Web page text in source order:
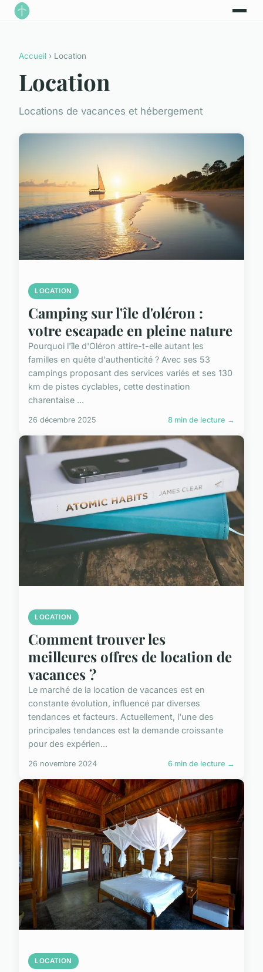
Accueil › Location
Location
Locations de vacances et hébergement
LOCATION
Camping sur l'île d'oléron :
votre escapade en pleine nature
Pourquoi l'île d'Oléron attire-t-elle autant les
familles en quête d'authenticité ? Avec ses 53
campings proposant des services variés et ses 130
km de pistes cyclables, cette destination
charentaise ...
26 décembre 2025 8 min de lecture →
LOCATION
Comment trouver les
meilleures offres de location de
vacances ?
Le marché de la location de vacances est en
constante évolution, influencé par diverses
tendances et facteurs. Actuellement, l'une des
principales tendances est la demande croissante
pour des expérien...
26 novembre 2024 6 min de lecture →
LOCATION